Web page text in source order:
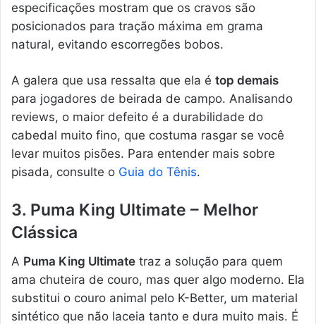
especificações mostram que os cravos são
posicionados para tração máxima em grama
natural, evitando escorregões bobos.
A galera que usa ressalta que ela é top demais
para jogadores de beirada de campo. Analisando
reviews, o maior defeito é a durabilidade do
cabedal muito fino, que costuma rasgar se você
levar muitos pisões. Para entender mais sobre
pisada, consulte o Guia do Tênis.
3. Puma King Ultimate – Melhor
Clássica
A Puma King Ultimate traz a solução para quem
ama chuteira de couro, mas quer algo moderno. Ela
substitui o couro animal pelo K-Better, um material
sintético que não laceia tanto e dura muito mais. É